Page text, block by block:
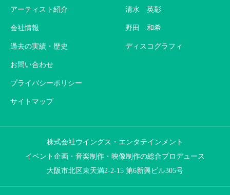
アーティスト紹介
会社情報
過去の実績・歴史
お問い合わせ
プライバシーポリシー
サイトマップ
清水 英彰
野田 和希
ディスコグラフィ
株式会社ウイングス・エンタテインメント
イベント企画・音楽制作・映像制作の総合プロデュース
大阪市北区東天満2-2-15 第6新興ビル305号